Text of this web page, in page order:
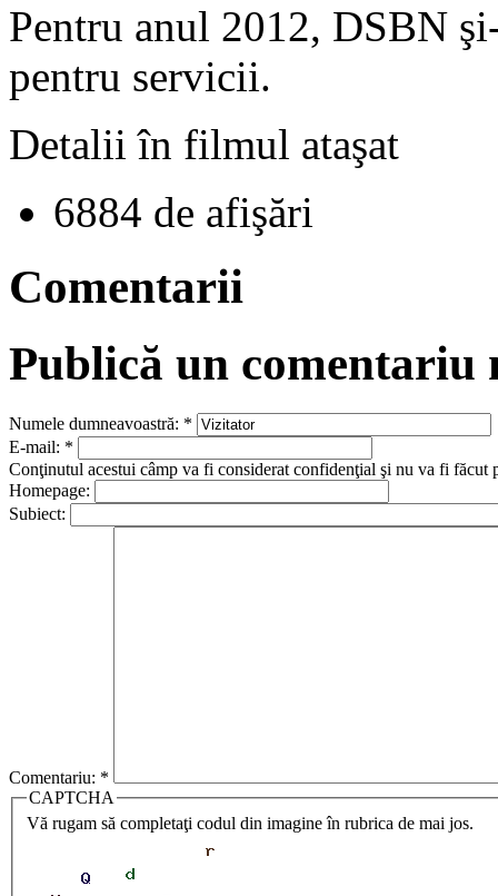
Pentru anul 2012, DSBN
pentru servicii.
Detalii în filmul ataşat
6884 de afişări
Comentarii
Publică un comentariu
Numele dumneavoastră: *
E-mail: *
Conţinutul acestui câmp va fi considerat confidenţial şi nu va fi făcut
Homepage:
Subiect:
Comentariu: *
CAPTCHA
Vă rugam să completaţi codul din imagine în rubrica de mai jos.